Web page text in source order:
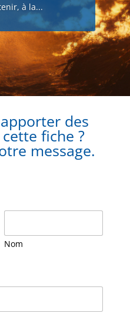
à la...
des
fiche ?
message.
Nom